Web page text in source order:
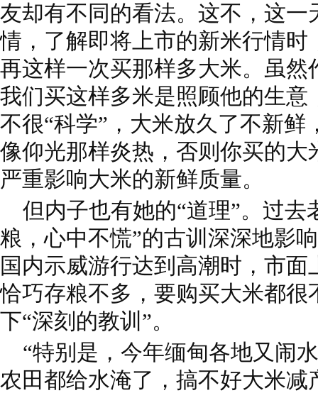
友却有不同的看法。这不，这一
情，了解即将上市的新米行情时
再这样一次买那样多大米。虽然
我们买这样多米是照顾他的生意
不很“科学”，大米放久了不新鲜
像仰光那样炎热，否则你买的大
严重影响大米的新鲜质量。
但内子也有她的“道理”。过去
粮，心中不慌”的古训深深地影
国内示威游行达到高潮时，市
恰巧存粮不多，要购买大米都很
下“深刻的教训”。
“特别是，今年缅甸各地又闹
农田都给水淹了，搞不好大米减